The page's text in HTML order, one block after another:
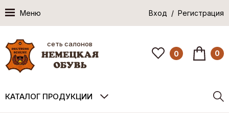
Меню Вход / Регистрация
сеть салонов
0 0
КАТАЛОГ ПРОДУКЦИИ